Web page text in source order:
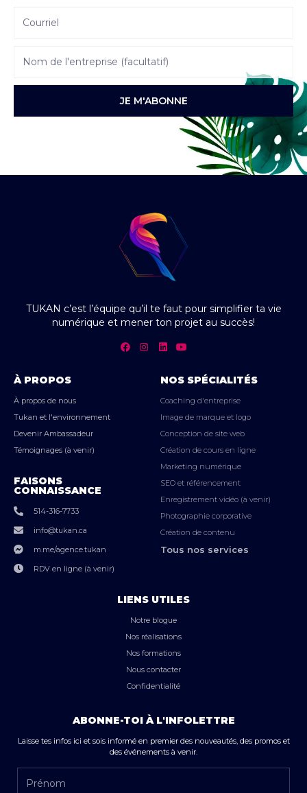
JE M'ABONNE
TUKAN c’est l’équipe qu’il te faut pour simplifier ta vie
numérique et mener ton projet au succès!
À PROPOS
À propos de nous
Tukan et l'environnement
Devenir Ambassadeur
Témoignages (à venir)
FAISONS
CONNAISSANCE
514-316-7733
info@tukan.ca
m.me/agence.tukan
RDV en ligne (à venir)
NOS SPÉCIALITÉS
Coaching d'entreprise
Image de marque et logo
Conception de site web
Création de cours en ligne
Marketing numérique
SEO et référencement
Enregistrement vidéo (à venir)
Photographie corporative
Création de contenu
Tous nos services
LIENS UTILES
Notre blogue
Nos réalisations
Nos formations
Nous contacter
Confidentialité
ABONNE-TOI À L'INFOLETTRE
Laisse tes infos ici et sois informé en premier des nouveautés, des promos et
des événements à venir.